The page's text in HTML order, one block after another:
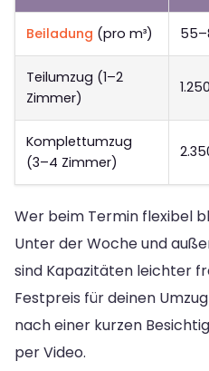
Beiladung (pro m³)
Teilumzug (1–2
Zimmer)
Komplettumzug
(3–4 Zimmer)
Wer beim Termin flexibel
Unter der Woche und
sind Kapazitäten leichter
Festpreis für deinen
nach einer kurzen
per Video.